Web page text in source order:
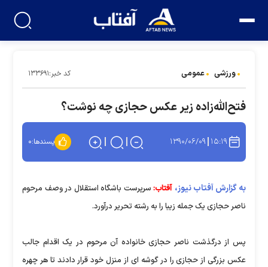
ورزشی عمومی کد خبر:۱۳۳۶۹۱
فتح‌الله‌زاده زیر عکس حجازی چه نوشت؟
۱۵:۱۹ ۱۳۹۰/۰۶/۰۹ پسندها:۰
به گزارش آفتاب نیوز، آفتاب: سرپرست باشگاه استقلال در وصف مرحوم
ناصر حجازی یک جمله زیبا را به رشته تحریر درآورد.
پس از درگذشت ناصر حجازی خانواده آن مرحوم در یک اقدام جالب
عکس بزرگی از حجازی را در گوشه ای از منزل خود قرار دادند تا هر چهره